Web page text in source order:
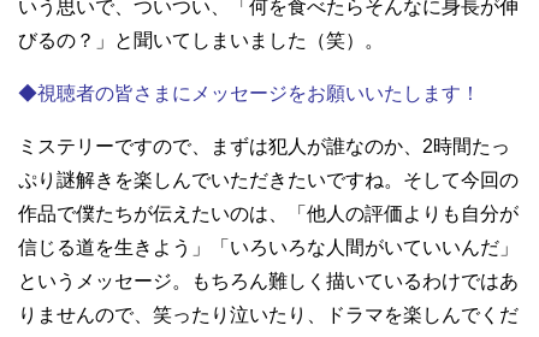
いう思いで、ついつい、「何を食べたらそんなに身長が伸
びるの？」と聞いてしまいました（笑）。
◆視聴者の皆さまにメッセージをお願いいたします！
ミステリーですので、まずは犯人が誰なのか、2時間たっ
ぷり謎解きを楽しんでいただきたいですね。そして今回の
作品で僕たちが伝えたいのは、「他人の評価よりも自分が
信じる道を生きよう」「いろいろな人間がいていいんだ」
というメッセージ。もちろん難しく描いているわけではあ
りませんので、笑ったり泣いたり、ドラマを楽しんでくだ